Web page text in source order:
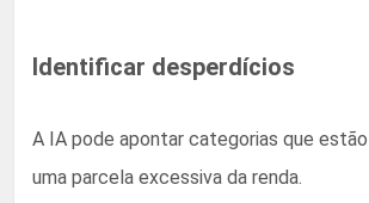
Identificar desperdícios
A IA pode apontar categorias que
uma parcela excessiva da renda.